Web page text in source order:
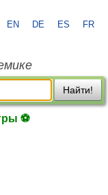
EN DE ES FR
Найти!
⚽